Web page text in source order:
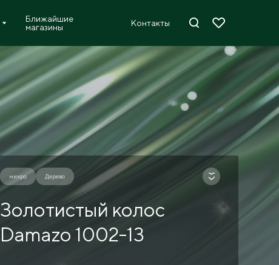
Ближайшие
магазины
Контакты
микро Дерево
Золотистый колос
Damazo 1002-13